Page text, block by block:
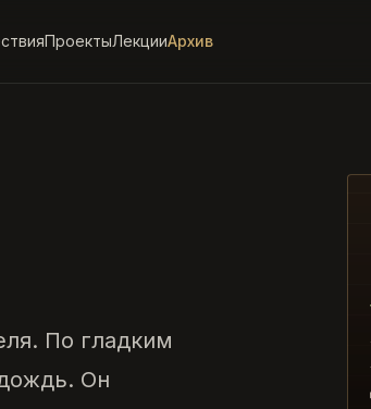
ПроектыЛекцииАрхив
По гладким
Он